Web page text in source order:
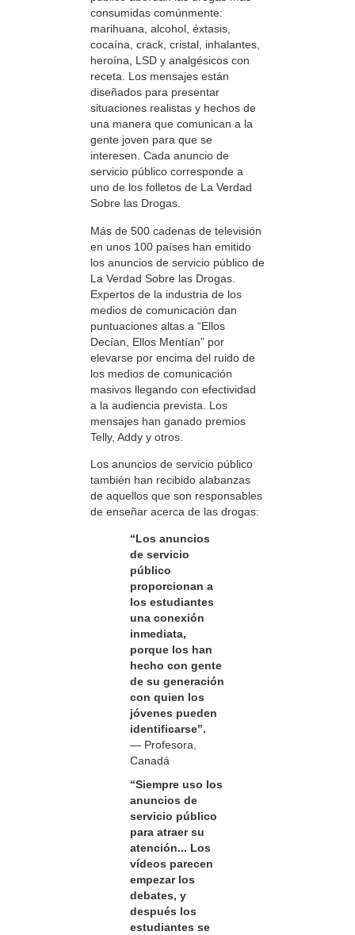
consumidas comúnmente:
marihuana, alcohol, éxtasis,
cocaína, crack, cristal, inhalantes,
heroína, LSD y analgésicos con
receta. Los mensajes están
diseñados para presentar
situaciones realistas y hechos de
una manera que comunican a la
gente joven para que se
interesen. Cada anuncio de
servicio público corresponde a
uno de los folletos de La Verdad
Sobre las Drogas.
Más de 500 cadenas de televisión
en unos 100 países han emitido
los anuncios de servicio público de
La Verdad Sobre las Drogas.
Expertos de la industria de los
medios de comunicación dan
puntuaciones altas a “Ellos
Decían, Ellos Mentían” por
elevarse por encima del ruido de
los medios de comunicación
masivos llegando con efectividad
a la audiencia prevista. Los
mensajes han ganado premios
Telly, Addy y otros.
Los anuncios de servicio público
también han recibido alabanzas
de aquellos que son responsables
de enseñar acerca de las drogas:
“Los anuncios
de servicio
público
proporcionan a
los estudiantes
una conexión
inmediata,
porque los han
hecho con gente
de su generación
con quien los
jóvenes pueden
identificarse”.
— Profesora,
Canadá
“Siempre uso los
anuncios de
servicio público
para atraer su
atención... Los
vídeos parecen
empezar los
debates, y
después los
estudiantes se